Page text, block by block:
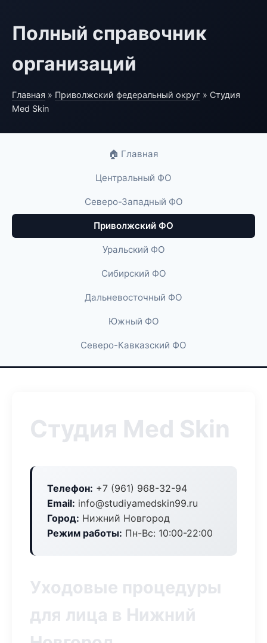
Полный справочник
организаций
Главная » Приволжский федеральный округ » Студия
Med Skin
🏠 Главная
Центральный ФО
Северо-Западный ФО
Приволжский ФО
Уральский ФО
Сибирский ФО
Дальневосточный ФО
Южный ФО
Северо-Кавказский ФО
Студия Med Skin
Телефон: +7 (961) 968-32-94
Email: info@studiyamedskin99.ru
Город: Нижний Новгород
Режим работы: Пн-Вс: 10:00-22:00
Уходовые процедуры
для лица в Нижний